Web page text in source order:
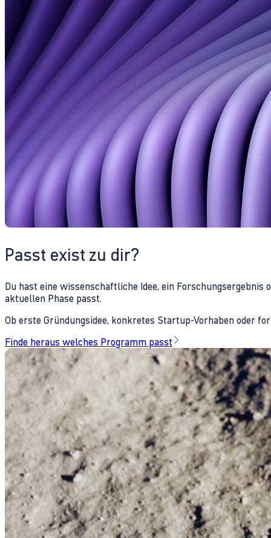
Passt exist zu dir?
Du hast eine wissenschaftliche Idee, ein
aktuellen Phase passt.
Ob erste Gründungsidee, konkretes Startup-Vorhaben oder
Finde heraus welches Programm passt